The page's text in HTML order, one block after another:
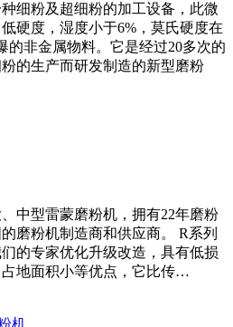
细粉及超细粉的加工设备，此微
硬度，湿度小于6%，莫氏硬度在
的非金属物料。它是经过20多次的
的生产而研发制造的新型磨粉
中型雷蒙磨粉机，拥有22年磨粉
磨粉机制造商和供应商。 R系列
的专家优化升级改造，具有低损
地面积小等优点，它比传…